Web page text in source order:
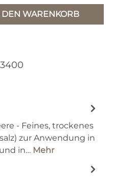
den
DEN WARENKORB
- Feines, trockenes
zur Anwendung in
in… Mehr